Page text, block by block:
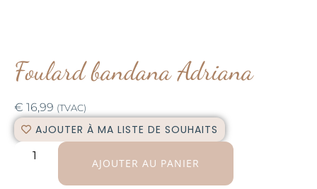
Foulard bandana Adriana
€ 16,99 (TVAC)
AJOUTER À MA LISTE DE SOUHAITS
AJOUTER AU PANIER